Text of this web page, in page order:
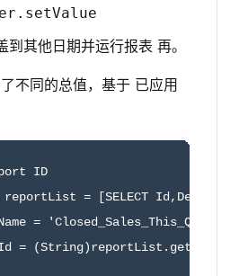
到其他日期并运行报表 再。
不同的总值，基于 已应用
ID
= [SELECT
=
=